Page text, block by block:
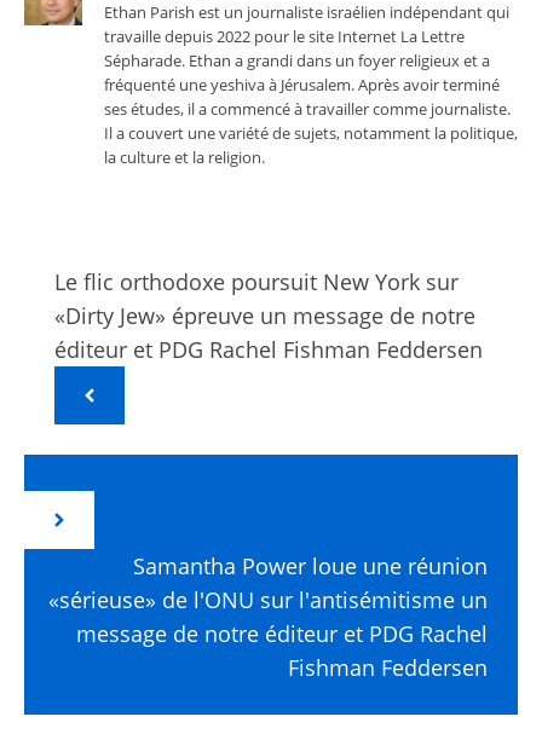
Ethan Parish est un journaliste israélien indépendant qui
travaille depuis 2022 pour le site Internet La Lettre
Sépharade. Ethan a grandi dans un foyer religieux et a
fréquenté une yeshiva à Jérusalem. Après avoir terminé
ses études, il a commencé à travailler comme journaliste.
Il a couvert une variété de sujets, notamment la politique,
la culture et la religion.
Le flic orthodoxe poursuit New York sur
«Dirty Jew» épreuve un message de notre
éditeur et PDG Rachel Fishman Feddersen
Samantha Power loue une réunion
«sérieuse» de l'ONU sur l'antisémitisme un
message de notre éditeur et PDG Rachel
Fishman Feddersen